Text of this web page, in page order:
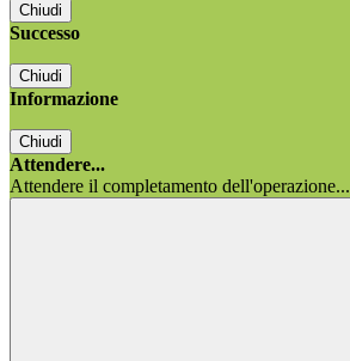
Chiudi
Successo
Chiudi
Informazione
Chiudi
Attendere...
Attendere il completamento dell'operazione...